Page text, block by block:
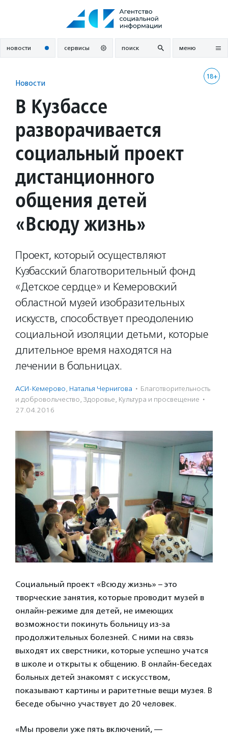
новости сервисы поиск меню
18+
Новости
В Кузбассе
разворачивается
социальный проект
дистанционного
общения детей
«Всюду жизнь»
Проект, который осуществляют
Кузбасский благотворительный фонд
«Детское сердце» и Кемеровский
областной музей изобразительных
искусств, способствует преодолению
социальной изоляции детьми, которые
длительное время находятся на
лечении в больницах.
АСИ-Кемерово, Наталья Чернигова · Благотвори­тель­ность
и доброволь­чест­во, Здоровье, Культура и просвещение ·
27.04.2016
Социальный проект «Всюду жизнь» – это
творческие занятия, которые проводит музей в
онлайн-режиме для детей, не имеющих
возможности покинуть больницу из-за
продолжительных болезней. С ними на связь
выходят их сверстники, которые успешно учатся
в школе и открыты к общению. В онлайн-беседах
больных детей знакомят с искусством,
показывают картины и раритетные вещи музея. В
беседе обычно участвует до 20 человек.
«Мы провели уже пять включений, —